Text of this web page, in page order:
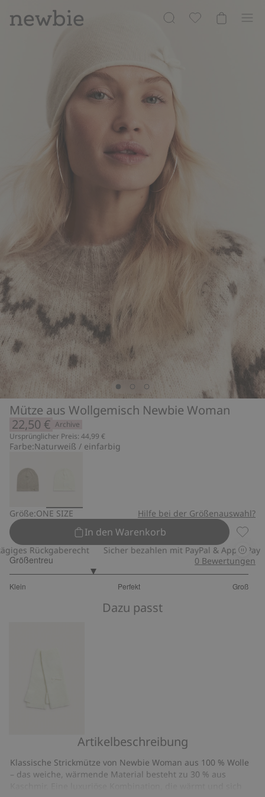
Mütze aus Wollgemisch Newbie Woman
22,50 € Archive
Ursprünglicher Preis: 44,99 €
Farbe:Naturweiß / einfarbig
Größe:ONE SIZE Hilfe bei der Größenauswahl?
In den Warenkorb
Rückgaberecht Sicher bezahlen mit PayPal & Apple Pay
Größentreu
Klein Perfekt Groß
von
0 Bewertungen
Dazu passt
Newbie
Woman
Artikelbeschreibung
Klassische Strickmütze von Newbie Woman aus 100 % Wolle
– das weiche, wärmende Material besteht zu 30 % aus